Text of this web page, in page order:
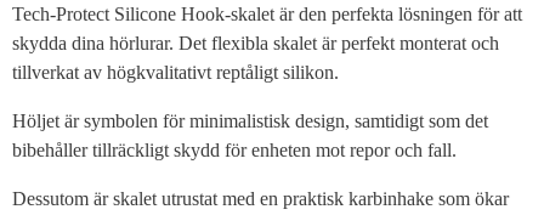
Tech-Protect Silicone Hook-skalet är den perfekta lösningen för att
skydda dina hörlurar. Det flexibla skalet är perfekt monterat och
tillverkat av högkvalitativt reptåligt silikon.
Höljet är symbolen för minimalistisk design, samtidigt som det
bibehåller tillräckligt skydd för enheten mot repor och fall.
Dessutom är skalet utrustat med en praktisk karbinhake som ökar